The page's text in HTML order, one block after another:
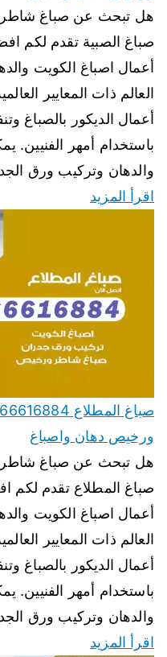
هل تبحث عن صباغ
صباغ الصبية تقدم لكم
أعمال اصباغ الكويت
العالم ذات المعايير
أعمال الديكور بالصباغ
باستخدام أمهر الفنيين.
والدهان وتركيب ورق
اقرأ المزيد
ورخيص دهان واصباغ
هل تبحث عن صباغ
صباغ المطلاع تقدم لكم
أعمال اصباغ الكويت
العالم ذات المعايير
أعمال الديكور بالصباغ
باستخدام أمهر الفنيين.
والدهان وتركيب ورق
اقرأ المزيد